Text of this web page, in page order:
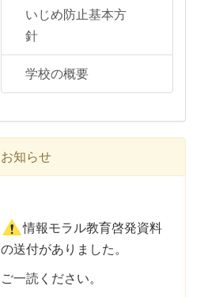
いじめ防止基本方
針
学校の概要
お知らせ
情報モラル教育啓発資料
の送付がありました。
ご一読ください。